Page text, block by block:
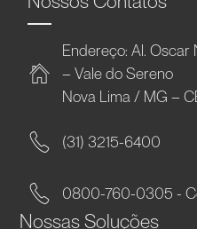
Endereço: Al.
– Vale do Sereno
Nova Lima / MG –
(31) 3215-6400
0800-760-0305 -
Nossas Soluções